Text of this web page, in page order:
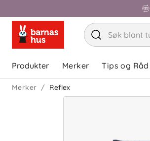
Produkter Merker Tips og Råd
Merker Reflex